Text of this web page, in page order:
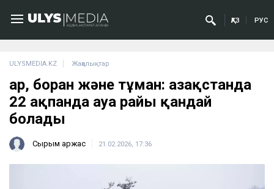
ҚАЗ РУС
ULYSMEDIA.KZ Жаңалықтар
Қар, боран және тұман: Қазақстанда
22 ақпанда ауа райы қандай
болады
Сырым Қаржас 21.02.2026, 17:36